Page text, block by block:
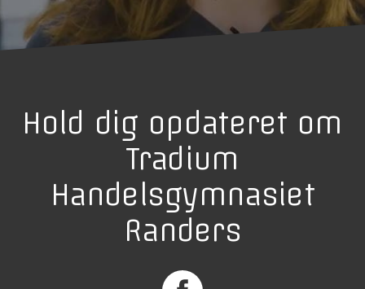
Hold dig opdateret om
Tradium
Handelsgymnasiet
Randers